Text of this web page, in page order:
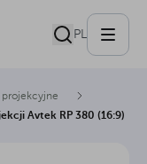
PL
projekcyjne
Avtek RP 380 (16:9)